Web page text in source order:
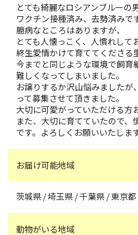
とても綺麗なロシアンブルーの
ワクチン接種済み、去勢済みで
臆病なところはありますが、
とても人懐っこく、人慣れして
終生愛情かけて育ててくださる
今までと同じような環境で飼育
難しくなってしまいました。
お譲りするか沢山悩みました
って募集させて頂きました。
大切に可愛がっていただける方
また、大切に育てていたので、
です。よろしくお願いいたします
お届け可能地域
茨城県 / 埼玉県 / 千葉県 / 東京
動物がいる地域